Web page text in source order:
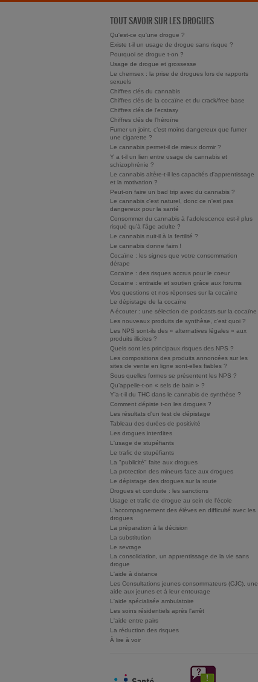
TOUT SAVOIR SUR LES DROGUES
Qu'est-ce qu'une drogue ?
Existe t-il un usage de drogue sans risque ?
Pourquoi se drogue t-on ?
Usage de drogue et grossesse
Le chemsex : la prise de drogues lors de rapports
sexuels
Chiffres clés du cannabis
Chiffres clés de la cocaïne et du crack/free base
Chiffres clés de l'ecstasy
Chiffres clés de l'héroïne
Fumer un joint, c’est moins dangereux que fumer
une cigarette ?
Le cannabis permet-il de mieux dormir ?
Y a t-il un lien entre usage de cannabis et
schizophrénie ?
Le cannabis altère-t-il les capacités d'apprentissage
et la motivation ?
Peut-on faire un bad trip avec du cannabis ?
Le cannabis c'est naturel, donc ce n'est pas
dangereux pour la santé
Consommer du cannabis à l’adolescence est-il plus
risqué qu’à l’âge adulte ?
Le cannabis nuit-il à la fertilité ?
Le cannabis donne faim !
Cocaïne : les signes que votre consommation
dérape
Cocaïne : des risques accrus pour le coeur
Cocaïne : entraide et soutien grâce aux forums
Vos questions et nos réponses sur la cocaïne
Le dépistage de la cocaïne
A écouter : une sélection de podcasts sur la cocaïne
Les nouveaux produits de synthèse, c’est quoi ?
Les NPS sont-ils des « alternatives légales » aux
produits illicites ?
Quels sont les principaux risques des NPS ?
Les compositions des produits annoncées sur les
sites de vente en ligne sont-elles fiables ?
Sous quelles formes se présentent les NPS ?
Qu’appelle-t-on « sels de bain » ?
Y’a-t-il du THC dans le cannabis de synthèse ?
Comment dépiste t-on les drogues ?
Les résultats d'un test de dépistage
Tableau des durées de positivité
Les drogues interdites
L'usage de stupéfiants
Le trafic de stupéfiants
La "publicité" faite aux drogues
La protection des mineurs face aux drogues
Le dépistage des drogues sur la route
Drogues et conduite : les sanctions
Usage et trafic de drogue au sein de l'école
L'accompagnement des élèves en difficulté avec les
drogues
La préparation à la décision
La substitution
Le sevrage
La consolidation, un apprentissage de la vie sans
drogue
L'aide à distance
Les Consultations jeunes consommateurs (CJC), une
aide aux jeunes et à leur entourage
L'aide spécialisée ambulatoire
Les soins résidentiels après l'arrêt
L'aide entre pairs
La réduction des risques
À lire à voir